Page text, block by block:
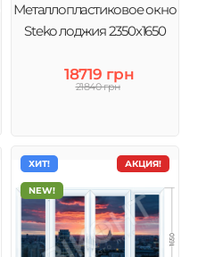
Металлопластиковое окно
Steko лоджия 2350х1650
18719 грн
21840 грн
АКЦИЯ!
ХИТ!
NEW!